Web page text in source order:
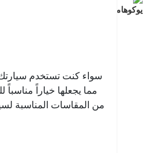
سواء كنت تستخدم سيارتك
مما يجعلها خياراً
من المقاسات المناسبة